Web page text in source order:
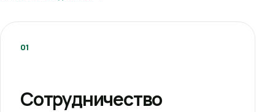
01
Сотрудничество